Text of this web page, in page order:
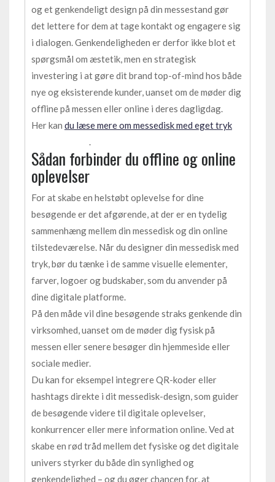
og et genkendeligt design på din messestand gør
det lettere for dem at tage kontakt og engagere sig
i dialogen. Genkendeligheden er derfor ikke blot et
spørgsmål om æstetik, men en strategisk
investering i at gøre dit brand top-of-mind hos både
nye og eksisterende kunder, uanset om de møder dig
offline på messen eller online i deres dagligdag.
Her kan du læse mere om messedisk med eget tryk
.
Sådan forbinder du offline og online
oplevelser
For at skabe en helstøbt oplevelse for dine
besøgende er det afgørende, at der er en tydelig
sammenhæng mellem din messedisk og din online
tilstedeværelse. Når du designer din messedisk med
tryk, bør du tænke i de samme visuelle elementer,
farver, logoer og budskaber, som du anvender på
dine digitale platforme.
På den måde vil dine besøgende straks genkende din
virksomhed, uanset om de møder dig fysisk på
messen eller senere besøger din hjemmeside eller
sociale medier.
Du kan for eksempel integrere QR-koder eller
hashtags direkte i dit messedisk-design, som guider
de besøgende videre til digitale oplevelser,
konkurrencer eller mere information online. Ved at
skabe en rød tråd mellem det fysiske og det digitale
univers styrker du både din synlighed og
genkendelighed – og du øger chancen for, at